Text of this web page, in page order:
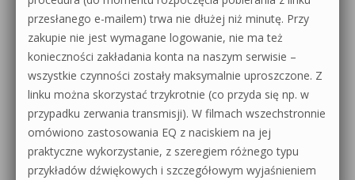
przesłanego e-mailem) trwa nie dłużej niż minutę. Przy
zakupie nie jest wymagane logowanie, nie ma też
konieczności zakładania konta na naszym serwisie –
wszystkie czynności zostały maksymalnie uproszczone. Z
linku można skorzystać trzykrotnie (co przyda się np. w
przypadku zerwania transmisji). W filmach wszechstronnie
omówiono zastosowania EQ z naciskiem na jej
praktyczne wykorzystanie, z szeregiem różnego typu
przykładów dźwiękowych i szczegółowym wyjaśnieniem